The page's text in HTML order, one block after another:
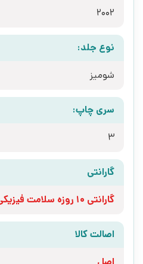
2002
نوع جلد:
شومیز
سری چاپ:
3
گارانتی
گارانتی 10 روزه سلامت فیزیکی کتاب
اصالت کالا